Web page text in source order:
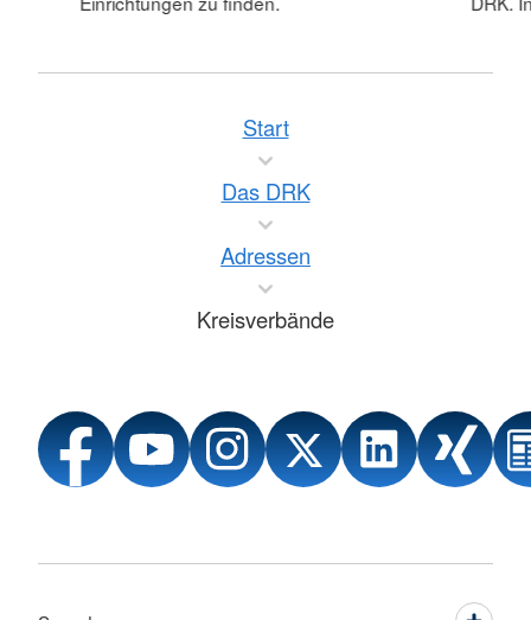
Start
Das DRK
Adressen
Kreisverbände